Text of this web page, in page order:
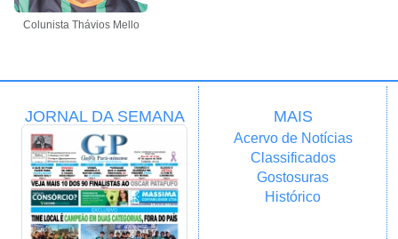
Colunista Thávios Mello
JORNAL DA SEMANA MAIS
Acervo de Notícias
Classificados
Gostosuras
Histórico